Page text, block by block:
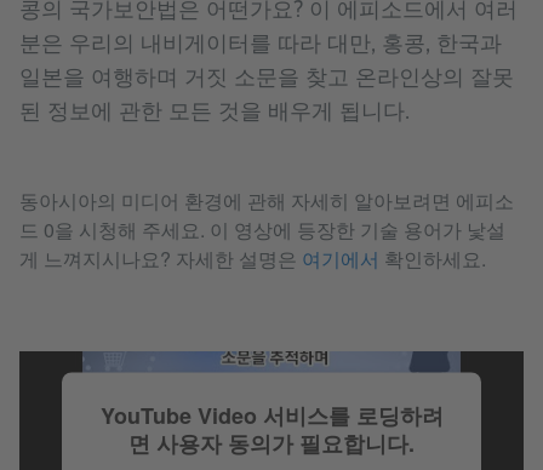
콩의 국가보안법은 어떤가요? 이 에피소드에서 여러
분은 우리의 내비게이터를 따라 대만, 홍콩, 한국과
일본을 여행하며 거짓 소문을 찾고 온라인상의 잘못
된 정보에 관한 모든 것을 배우게 됩니다.
동아시아의 미디어 환경에 관해 자세히 알아보려면 에피소
드 0을 시청해 주세요. 이 영상에 등장한 기술 용어가 낯설
게 느껴지시나요? 자세한 설명은 여기에서 확인하세요.
YouTube Video 서비스를 로딩하려
면 사용자 동의가 필요합니다.